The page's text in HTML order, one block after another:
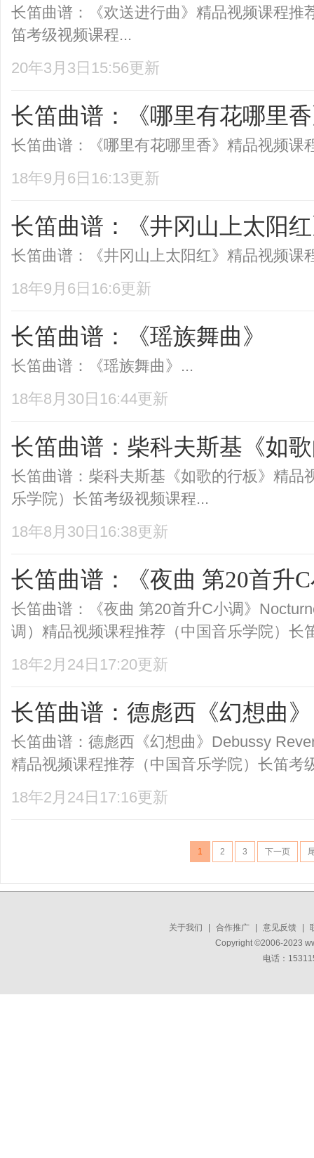
长笛曲谱：《欢送进行曲》精品视频课程推
笛考级视频课程...
20年3月3日15:56更新
长笛曲谱：《哪里有花哪里
长笛曲谱：《哪里有花哪里香》精品视频课
18年9月6日16:13更新
长笛曲谱：《井冈山上太阳
长笛曲谱：《井冈山上太阳红》精品视频课
18年9月6日16:6更新
长笛曲谱：《瑶族舞曲》
长笛曲谱：《瑶族舞曲》...
18年8月30日16:44更新
长笛曲谱：柴科夫斯基《如
长笛曲谱：柴科夫斯基《如歌的行板》精品
乐学院）长笛考级视频课程...
18年8月30日16:38更新
长笛曲谱：《夜曲 第20首升
长笛曲谱：《夜曲 第20首升C小调》
调）精品视频课程推荐（中国音乐学院）长
18年2月24日17:20更新
长笛曲谱：德彪西《幻想曲》
长笛曲谱：德彪西《幻想曲》Debussy
精品视频课程推荐（中国音乐学院）长笛考
18年2月24日17:16更新
1 2 3 下一页
关于我们 合作推广 意见反馈
Copyright ©2006-2023
电话：